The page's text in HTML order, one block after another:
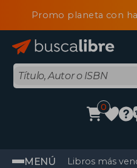
Promo planeta con
0
MENÚ Libros más